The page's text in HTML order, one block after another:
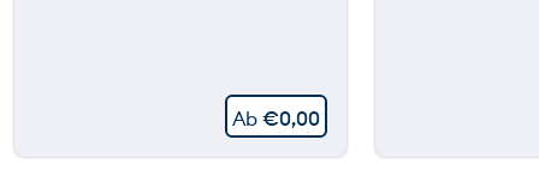
Ab€0,00